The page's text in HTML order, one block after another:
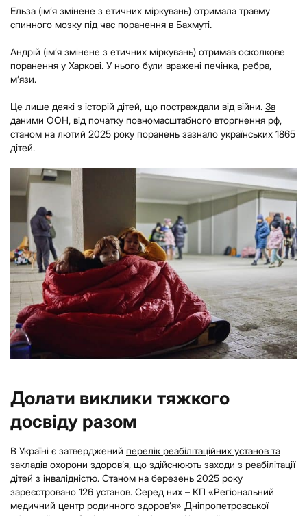
Ельза (ім’я змінене з етичних міркувань) отримала травму
спинного мозку під час поранення в Бахмуті.
Андрій (ім’я змінене з етичних міркувань) отримав осколкове
поранення у Харкові. У нього були вражені печінка, ребра,
м’язи.
Це лише деякі з історій дітей, що постраждали від війни. За
даними ООН, від початку повномасштабного вторгнення рф,
станом на лютий 2025 року поранень зазнало українських 1865
дітей.
Долати виклики тяжкого
досвіду разом
В Україні є затверджений перелік реабілітаційних установ та
закладів охорони здоров’я, що здійснюють заходи з реабілітації
дітей з інвалідністю. Станом на березень 2025 року
зареєстровано 126 установ. Серед них – КП «Регіональний
медичний центр родинного здоров’я» Дніпропетровської